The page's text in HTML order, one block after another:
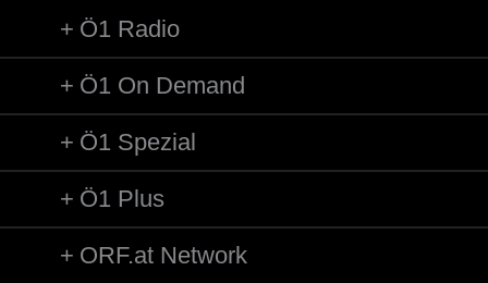
Ö1 Radio
Ö1 On Demand
Ö1 Spezial
Ö1 Plus
ORF.at Network